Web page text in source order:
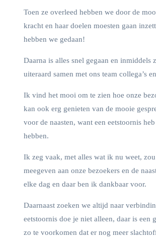
Toen ze overleed hebben we door de
kracht en haar doelen moesten gaan
hebben we gedaan!
Daarna is alles snel gegaan en
uiteraard samen met ons team
Ik vind het mooi om te zien hoe onze
kan ook erg genieten van de mooie
voor de naasten, want een eetstoornis
hebben.
Ik zeg vaak, met alles wat ik nu weet,
meegeven aan onze bezoekers en de
elke dag en daar ben ik dankbaar voor.
Daarnaast zoeken we altijd naar
eetstoornis doe je niet alleen, daar is
zo te voorkomen dat er nog meer